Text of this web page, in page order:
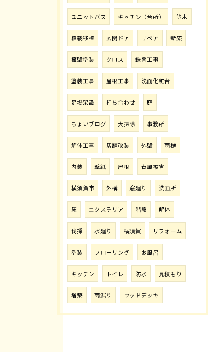
ユニットバス キッチン（台所） 笠木
植栽移植 玄関ドア リペア 新築
擁壁塗装 クロス 鉄骨工事
塗装工事 屋根工事 洗面化粧台
足場架設 打ち合わせ 庭
ちょいブログ 大掃除 事務所
解体工事 店舗改装 外壁 雨樋
内装 壁紙 屋根 台風被害
横須賀市 外構 窓廻り 洗面所
床 エクステリア 階段 解体
伐採 水廻り 横須賀 リフォーム
塗装 フローリング お風呂
キッチン トイレ 防水 見積もり
増築 雨漏り ウッドデッキ